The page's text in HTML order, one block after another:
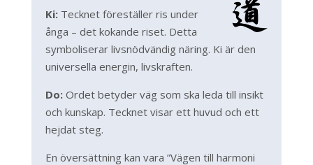
Ki: Tecknet föreställer ris under
ånga – det kokande riset. Detta
symboliserar livsnödvändig näring. Ki är den
universella energin, livskraften.
Do: Ordet betyder väg som ska leda till insikt
och kunskap. Tecknet visar ett huvud och ett
hejdat steg.
En översättning kan vara ”Vägen till harmoni